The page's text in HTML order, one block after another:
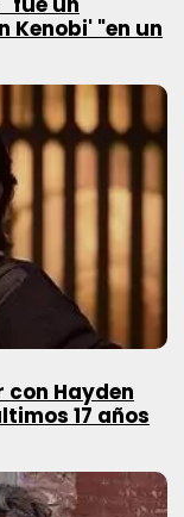
"en un
Hayden
17 años